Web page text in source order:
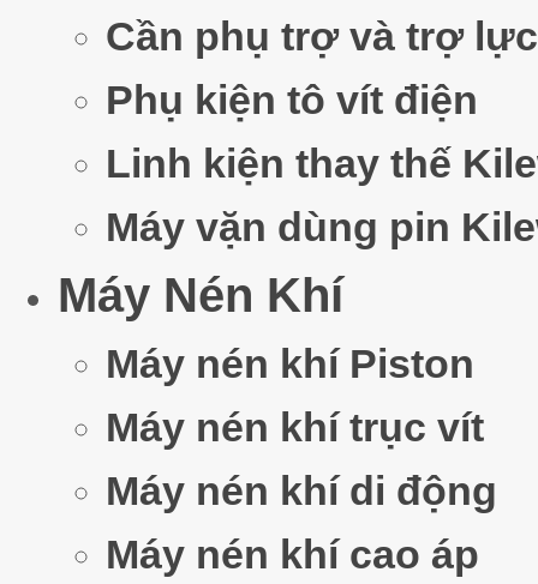
Cần phụ trợ và trợ lực
Phụ kiện tô vít điện
Linh kiện thay thế
Máy vặn dùng pin
Máy Nén Khí
Máy nén khí Piston
Máy nén khí trục vít
Máy nén khí di động
Máy nén khí cao áp